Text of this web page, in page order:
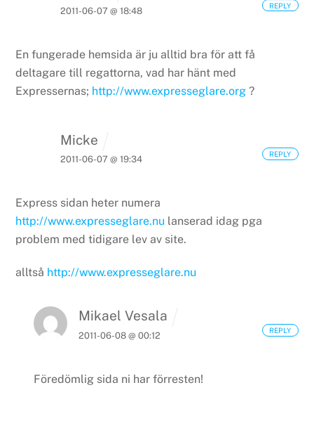
2011-06-07 @ 18:48
En fungerade hemsida är ju alltid bra för att få
deltagare till regattorna, vad har hänt med
Expressernas; http://www.expresseglare.org ?
REPLY
Micke
2011-06-07 @ 19:34
Express sidan heter numera
http://www.expresseglare.nu lanserad idag pga
problem med tidigare lev av site.
alltså http://www.expresseglare.nu
REPLY
Mikael Vesala
2011-06-08 @ 00:12
Föredömlig sida ni har förresten!
REPLY